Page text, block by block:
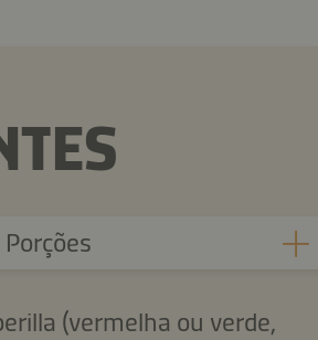
Porções
(vermelha ou verde,